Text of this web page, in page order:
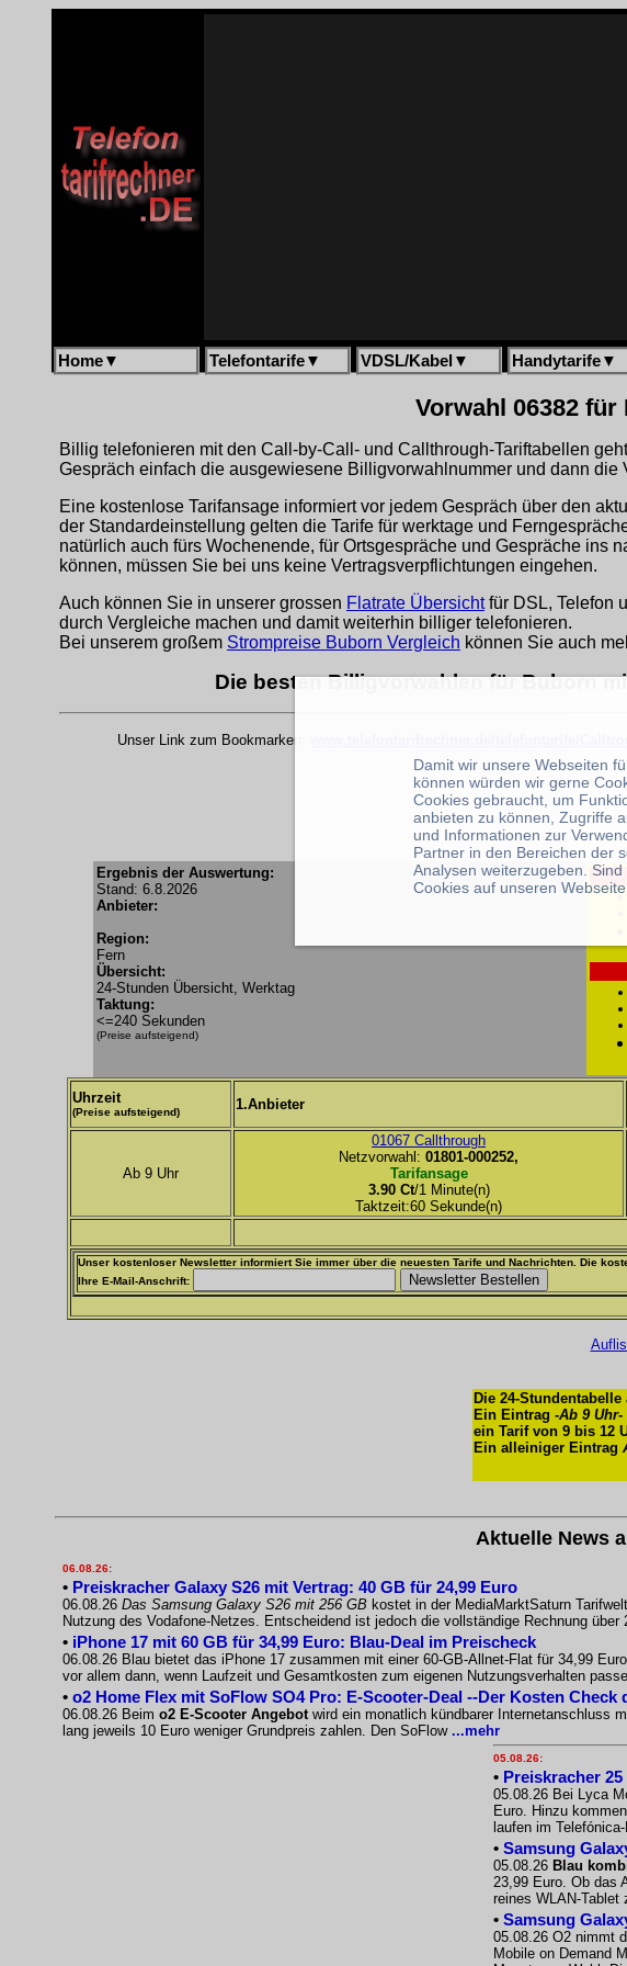
Home▼ Telefontarife▼ VDSL/Kabel ▼ Handytarife▼
Vorwahl 06382
Billig telefonieren mit den Call-by-Call- und Callthrough-Tariftabellen
Gespräch einfach die ausgewiesene Billigvorwahlnummer und dann
Eine kostenlose Tarifansage informiert vor jedem Gespräch über den
der Standardeinstellung gelten die Tarife für werktage und
natürlich auch fürs Wochenende, für Ortsgespräche und Gespräche ins
können, müssen Sie bei uns keine Vertragsverpflichtungen eingehen.
Auch können Sie in unserer grossen Flatrate Übersichtfür DSL, Telefon
durch Vergleiche machen und damit weiterhin billiger telefonieren.
Bei unserem großem Strompreise Buborn Vergleich können Sie auch
Die besten Billigvorwahlen für Buborn
Unser Link zum Bookmarken: www.telefontarifrechner.de/telefontarife/
Ergebnis der Auswertung:
Stand: 6.8.2026
Anbieter:
Region:
Fern
Übersicht:
24-Stunden Übersicht, Werktag
Taktung:
<=240 Sekunden
(Preise aufsteigend)
Uhrzeit
(Preise aufsteigend) 1.Anbieter
Ab 9 Uhr
01067 Callthrough
Netzvorwahl: 01801-000252,
Tarifansage
3.90 Ct/1 Minute(n)
Taktzeit:60 Sekunde(n)
Unser kostenloser Newsletter informiert Sie immer über die neuesten Tarife und Nachrichten. Die
Ihre E-Mail-Anschrift:
Die 24-
Ein Eintrag -Ab 9 Uhr-
ein Tarif von 9 bis 12
Ein alleiniger Eintrag
Aktuelle News
06.08.26:
• Preiskracher Galaxy S26 mit Vertrag: 40 GB für 24,99 Euro
06.08.26 Das Samsung Galaxy S26 mit 256 GB kostet in der MediaMarktSaturn
Nutzung des Vodafone-Netzes. Entscheidend ist jedoch die vollständige Rechnung über
• iPhone 17 mit 60 GB für 34,99 Euro: Blau-Deal im Preischeck
06.08.26 Blau bietet das iPhone 17 zusammen mit einer 60-GB-Allnet-Flat für 34,99
vor allem dann, wenn Laufzeit und Gesamtkosten zum eigenen Nutzungsverhalten
• o2 Home Flex mit SoFlow SO4 Pro: E-Scooter-Deal --Der Kosten Check
06.08.26 Beim o2 E-Scooter Angebotwird ein monatlich kündbarer Internetanschluss
lang jeweils 10 Euro weniger Grundpreis zahlen. Den SoFlow ...mehr
05.08.26:
• Preiskracher
05.08.26 Bei Lyca
Euro. Hinzu
laufen im
• Samsung
05.08.26 Blau
23,99 Euro. Ob das
reines WLAN-Tablet
• Samsung
05.08.26 O2 nimmt
Mobile on Demand
Damit wir unsere Webseiten
können würden wir gerne
Cookies gebraucht, um
anbieten zu können, Zugriffe
und Informationen zur
Partner in den Bereichen der
Analysen weiterzugeben.
Cookies auf unseren